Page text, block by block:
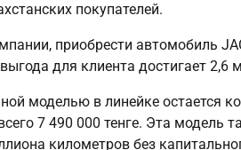
покупателей.
приобрести автомобиль
для клиента достигает 2,6
моделью в линейке остается
7 490 000 тенге. Эта модель
километров без